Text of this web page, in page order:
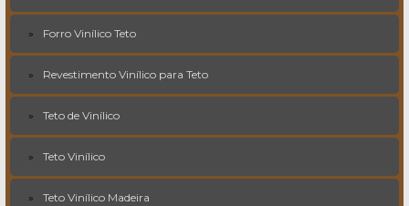
Forro Vinílico Teto
Revestimento Vinílico para Teto
Teto de Vinílico
Teto Vinílico
Teto Vinílico Madeira